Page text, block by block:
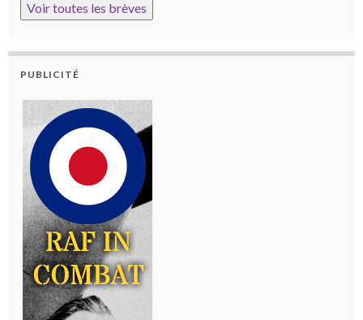
Voir toutes les brèves
PUBLICITÉ